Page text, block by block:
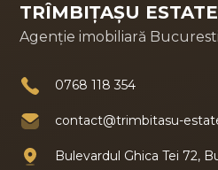
TRÎMBIȚAȘU ESTATE
Agenție imobiliară Bucuresti
0768 118 354
contact@trimbitasu-
Bulevardul Ghica Tei 72,